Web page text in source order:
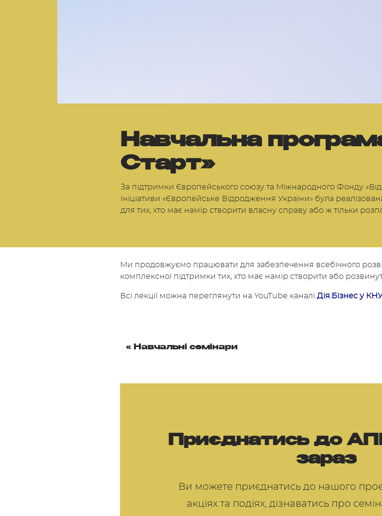
Навчальна
Старт»
За підтримки Європейського союзу та Міжнародного Фонду
ініціативи «Європейське Відродження України» була
для тих, хто має намір створити власну справу або ж тільки
Ми продовжуємо працювати для забезпечення всебічного
комплексної підтримки тих, хто має намір створити або
Всі лекції можна переглянути на YouTube каналі Дія.Бізнес у
« Навчальні семінари
Приєднатись до
зараз
Ви можете приєднатись до нашого
акціях та подіях, дізнаватись про